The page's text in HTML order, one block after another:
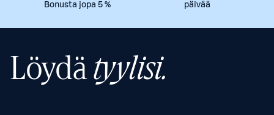
Bonusta jopa 5 %
päivää
Löydätyylisi.